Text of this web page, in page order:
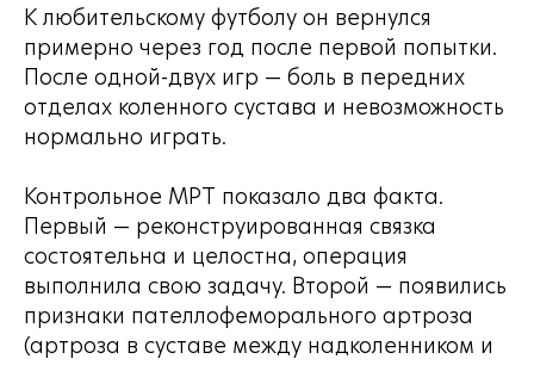
К любительскому футболу он вернулся
примерно через год после первой попытки.
После одной-двух игр — боль в передних
отделах коленного сустава и невозможность
нормально играть.
Контрольное МРТ показало два факта.
Первый — реконструированная связка
состоятельна и целостна, операция
выполнила свою задачу. Второй — появились
признаки пателлофеморального артроза
(артроза в суставе между надколенником и